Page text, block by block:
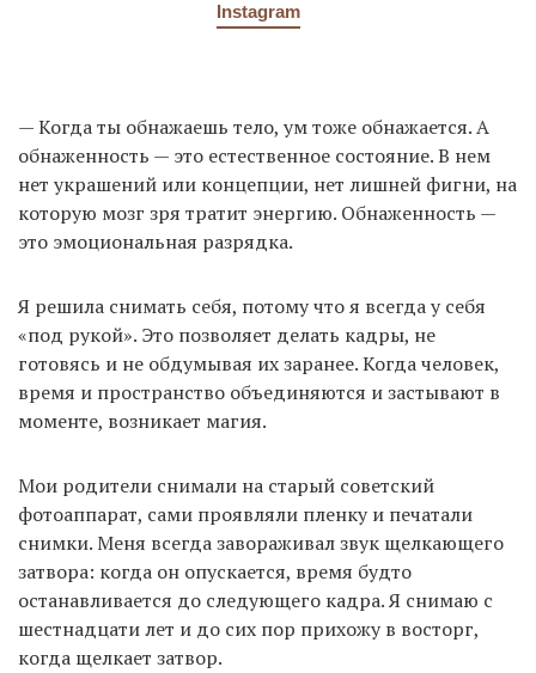
Instagram
— Когда ты обнажаешь тело, ум тоже обнажается. А
обнаженность — это естественное состояние. В нем
нет украшений или концепции, нет лишней фигни, на
которую мозг зря тратит энергию. Обнаженность —
это эмоциональная разрядка.
Я решила снимать себя, потому что я всегда у себя
«под рукой». Это позволяет делать кадры, не
готовясь и не обдумывая их заранее. Когда человек,
время и пространство объединяются и застывают в
моменте, возникает магия.
Мои родители снимали на старый советский
фотоаппарат, сами проявляли пленку и печатали
снимки. Меня всегда завораживал звук щелкающего
затвора: когда он опускается, время будто
останавливается до следующего кадра. Я снимаю с
шестнадцати лет и до сих пор прихожу в восторг,
когда щелкает затвор.